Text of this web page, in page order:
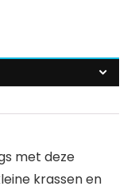
met deze
krassen en